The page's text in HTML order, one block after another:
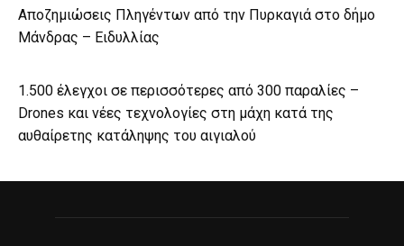
Αποζημιώσεις Πληγέντων από την Πυρκαγιά στο δήμο
Μάνδρας – Ειδυλλίας
1.500 έλεγχοι σε περισσότερες από 300 παραλίες –
Drones και νέες τεχνολογίες στη μάχη κατά της
αυθαίρετης κατάληψης του αιγιαλού